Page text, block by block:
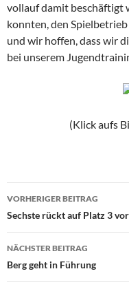
vollauf damit beschäftigt
konnten, den
und wir hoffen, dass wir
bei unserem
(Klick aufs
VORHERIGER BEITRAG
Sechste rückt auf Platz 3 vor
NÄCHSTER BEITRAG
Berg geht in Führung